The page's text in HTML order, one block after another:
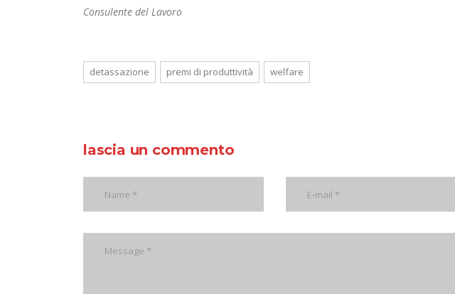
Consulente del Lavoro
detassazione premi di produttività welfare
lascia un commento